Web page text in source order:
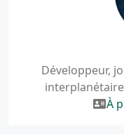
Développeur,
À